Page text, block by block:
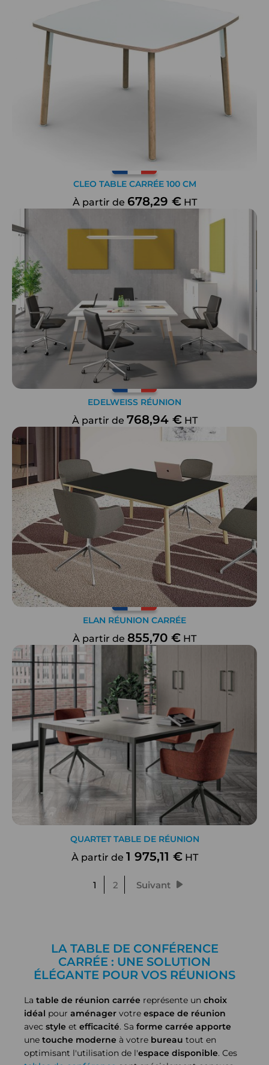
CLEO TABLE CARRÉE 100 CM
À partir de 678,29 €HT
EDELWEISS RÉUNION
À partir de 768,94 €HT
ELAN RÉUNION CARRÉE
À partir de 855,70 € HT
QUARTET TABLE DE RÉUNION
À partir de 1 975,11 €HT
1 2 Suivant
LA TABLE DE CONFÉRENCE
CARRÉE : UNE SOLUTION
ÉLÉGANTE POUR VOS RÉUNIONS
La table de réunion carrée représente un choix
idéal pour aménager votre espace de réunion
avec style et efficacité. Sa forme carrée apporte
une touche moderne à votre bureau tout en
optimisant l'utilisation de l'espace disponible. Ces